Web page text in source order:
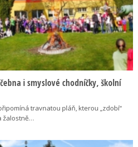
i smyslové chodníčky, školní
travnatou pláň, kterou „zdobí“
žalostně…